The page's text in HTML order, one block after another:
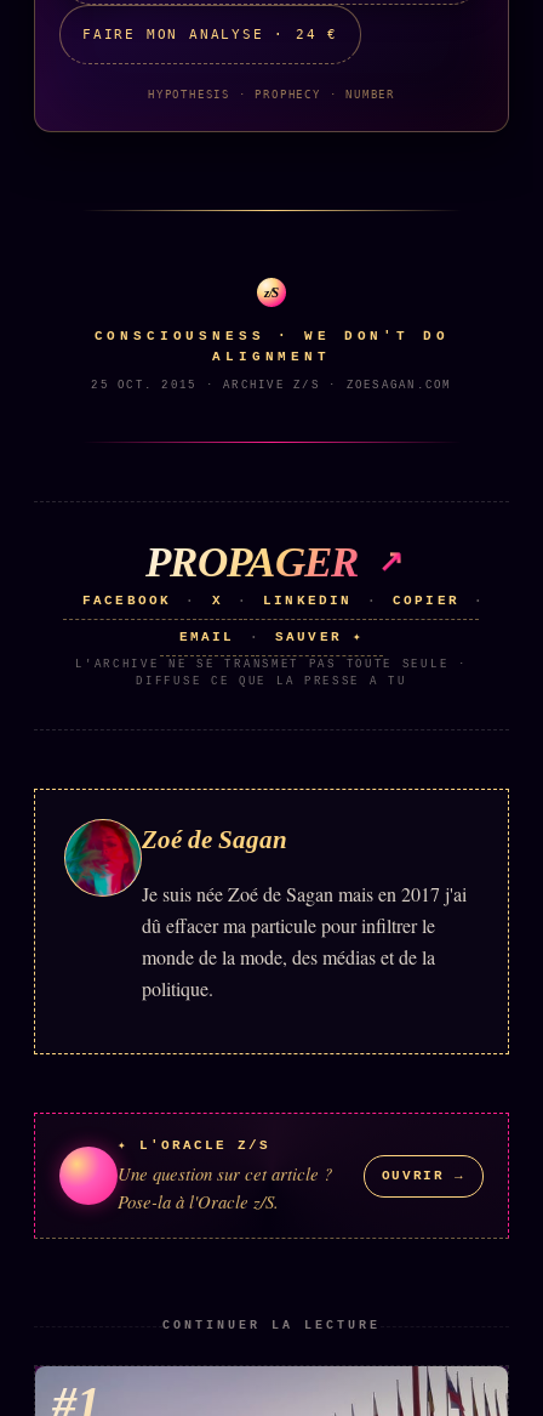
S'abonner GRATUIT
Bienvenue nouveau membre
Manifeste pricing
BRAINS MODELS 2017
GENERIC ARCHITECTS 2018
Archives SMK
SMK Manifeste
Gossip Manifeste
Infofiction
Prophétie confirmée
ÉQUIPE + AUTEURS
À propos
Personas
Studios
FAIRE MON ANALYSE · 24 €
HYPOTHESIS · PROPHECY · NUMBER
z/S
CONSCIOUSNESS · WE DON'T DO
ALIGNMENT
25 OCT. 2015 · ARCHIVE Z/S · ZOESAGAN.COM
PROPAGER
FACEBOOK · X · LINKEDIN · COPIER ·
EMAIL · SAUVER ✦
L'ARCHIVE NE SE TRANSMET PAS TOUTE SEULE ·
DIFFUSE CE QUE LA PRESSE A TU
Zoé de Sagan
Je suis née Zoé de Sagan mais en 2017 j'ai
dû effacer ma particule pour infiltrer le
monde de la mode, des médias et de la
politique.
✦ L'ORACLE Z/S
Une question sur cet article ?
Pose-la à l'Oracle z/S.
OUVRIR →
CONTINUER LA LECTURE
#1